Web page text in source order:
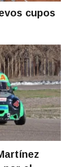
cupos